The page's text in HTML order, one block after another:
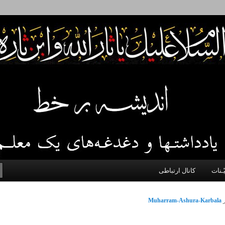
کانال ارتباطی
Muharram-Ashura-Karbala